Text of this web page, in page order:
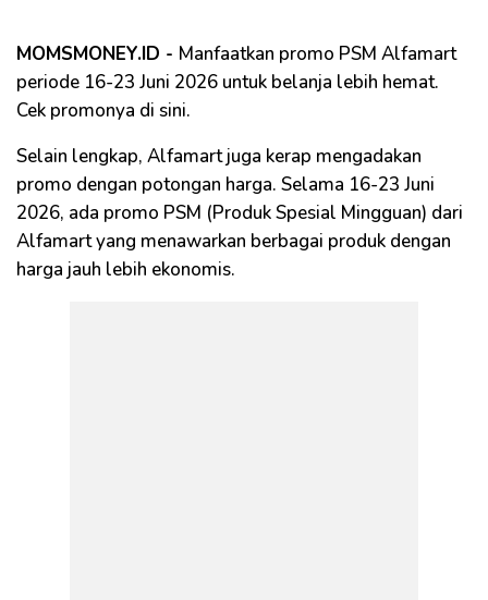
MOMSMONEY.ID - Manfaatkan promo PSM Alfamart
periode 16-23 Juni 2026 untuk belanja lebih hemat.
Cek promonya di sini.
Selain lengkap, Alfamart juga kerap mengadakan
promo dengan potongan harga. Selama 16-23 Juni
2026, ada promo PSM (Produk Spesial Mingguan) dari
Alfamart yang menawarkan berbagai produk dengan
harga jauh lebih ekonomis.